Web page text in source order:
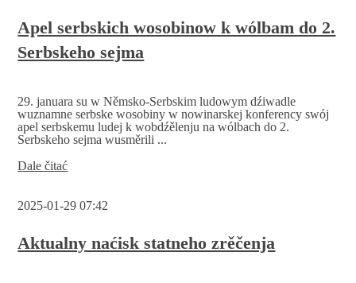
sejma,
přeprošenje
k
wuličenju
Apel serbskich wosobinow k wólbam do 2.
Serbskeho sejma
29. januara su w Němsko-Serbskim ludowym dźiwadle
wuznamne serbske wosobiny w nowinarskej konferency swój
apel serbskemu ludej k wobdźělenju na wólbach do 2.
Serbskeho sejma wusměrili ...
Dale čitaćApel
k
do
2.
2025-01-29 07:42
Aktualny naćisk statneho zrěčenja